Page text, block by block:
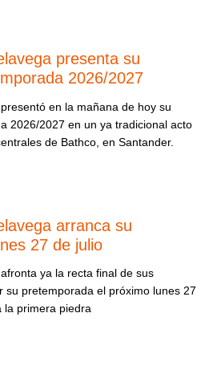
presenta su
2026/2027
en la mañana de hoy su
2026/2027 en un ya tradicional acto
de Bathco, en Santander.
arranca su
27 de julio
ya la recta final de sus
su pretemporada el próximo lunes 27
la primera piedra